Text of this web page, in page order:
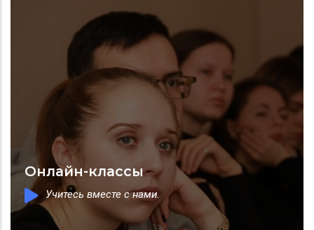
Онлайн-классы
Учитесь вместе с нами.